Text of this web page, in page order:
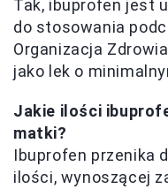
Tak, ibuprofen jest
do stosowania
Organizacja
jako lek o
Jakie ilości
matki?
Ibuprofen przenika
ilości, wynoszącej